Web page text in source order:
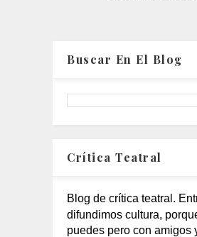
Buscar En El Blog
Crítica Teatral
Blog de crítica teatral.
difundimos cultura,
puedes pero con amigos